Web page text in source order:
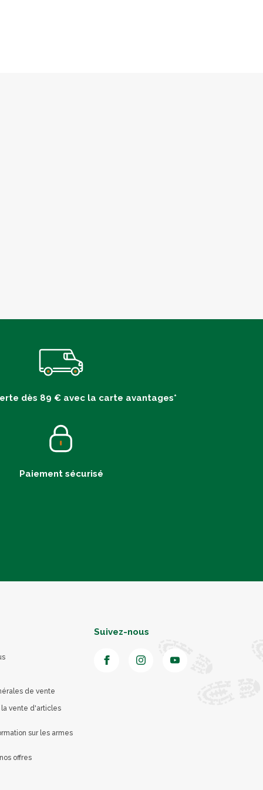
dès 89 € avec la carte avantages*
Paiement sécurisé
de vente
la vente d'articles
sur les armes
offres
Suivez-nous